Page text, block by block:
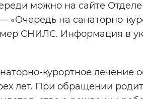
можно на сайте
«Очередь на санаторно-
СНИЛС. Информация в
курортное лечение
лет. При обращении